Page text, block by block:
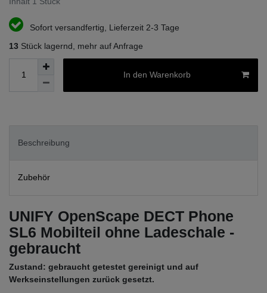
Sofort versandfertig, Lieferzeit 2-3 Tage
13 Stück lagernd, mehr auf Anfrage
In den Warenkorb
Beschreibung
Zubehör
UNIFY OpenScape DECT Phone
SL6 Mobilteil ohne Ladeschale -
gebraucht
Zustand: gebraucht getestet gereinigt und auf
Werkseinstellungen zurück gesetzt.